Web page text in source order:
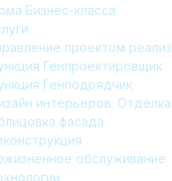
Бизнес-класса
проектом
Генпроектировщик
Генподрядчик
интерьеров. Отделка
фасада
обслуживание